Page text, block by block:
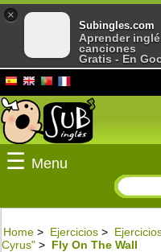
☰ Menu
Home > Ejercicios >
Cyrus" > Fly On The Wall
×
Subingles.com
Aprender
canciones
Gratis - En